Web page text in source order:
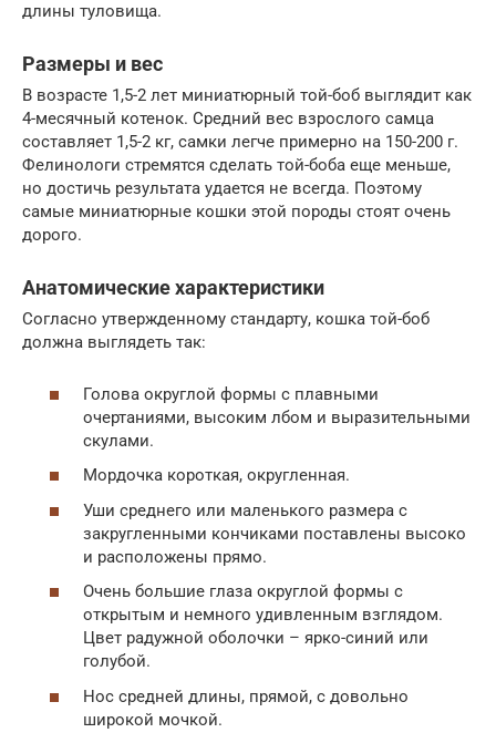
длины туловища.
Размеры и вес
В возрасте 1,5-2 лет миниатюрный той-боб выглядит как
4-месячный котенок. Средний вес взрослого самца
составляет 1,5-2 кг, самки легче примерно на 150-200 г.
Фелинологи стремятся сделать той-боба еще меньше,
но достичь результата удается не всегда. Поэтому
самые миниатюрные кошки этой породы стоят очень
дорого.
Анатомические характеристики
Согласно утвержденному стандарту, кошка той-боб
должна выглядеть так:
Голова округлой формы с плавными
очертаниями, высоким лбом и выразительными
скулами.
Мордочка короткая, округленная.
Уши среднего или маленького размера с
закругленными кончиками поставлены высоко
и расположены прямо.
Очень большие глаза округлой формы с
открытым и немного удивленным взглядом.
Цвет радужной оболочки – ярко-синий или
голубой.
Нос средней длины, прямой, с довольно
широкой мочкой.